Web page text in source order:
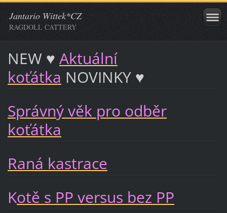
Jantario Wittek*CZ
RAGDOLL CATTERY
NEW ♥ Aktuální
koťátka NOVINKY ♥
Správný věk pro odběr
koťátka
Raná kastrace
Kotě s PP versus bez PP